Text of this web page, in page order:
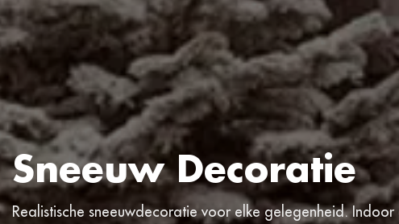
Sneeuw Decoratie
Realistische sneeuwdecoratie voor elke gelegenheid.